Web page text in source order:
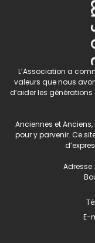
L’Association a
valeurs que nous
d’aider les
Anciennes et
pour y parvenir. Ce
Adresse
E-